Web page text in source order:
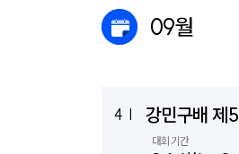
09월
4 강민구배 제
대회기간